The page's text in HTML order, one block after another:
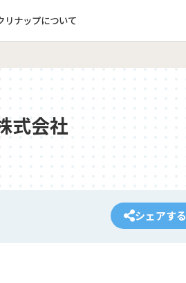
リナップについて
式会社
シェアする